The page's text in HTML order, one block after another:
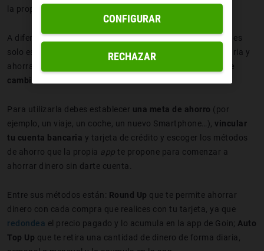
la propia app en la descripción de
A diferencia de otras aplicaciones para ahorrar,Goin App es
solo eso: una
que te permite vincular tu cuenta bancaria y
ahorrar, como una hucha de un cerdito.
No hace falta que
cambies de banco
Para utilizarla debes establecer una meta de ahorro (por
ejemplo, un viaje, un coche, un nuevo Smartphone…), vincular
tu cuenta bancaria y tarjeta de crédito y escoger los métodos
de ahorro que la propia app te propone para comenzar a
ahorrar dinero sin darte cuenta.
Entre sus métodos están: Round Up que te permite ahorrar
dinero con cada compra que realices con tu tarjeta, ya que
redondea el precio pagado y lo acumula en la app de Goin; Auto
Top Up que te retira una cantidad de dinero de forma diaria,
RECHAZAR
CONFIGURAR